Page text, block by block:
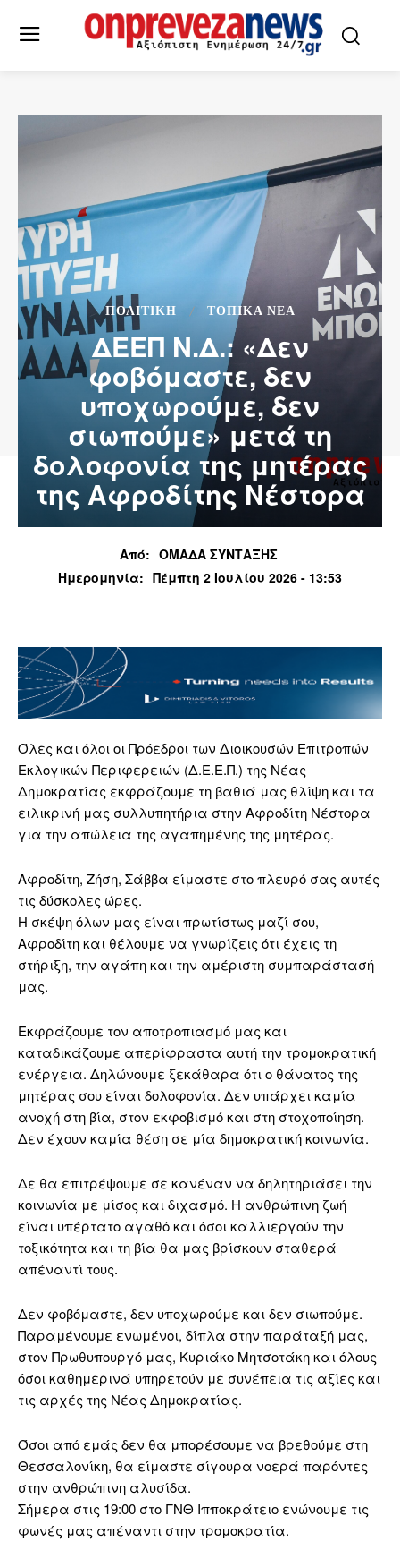
ΠΟΛΙΤΙΚΗ ΤΟΠΙΚΆ ΝΈΑ
ΔΕΕΠ Ν.Δ.: «Δεν
φοβόμαστε, δεν
υποχωρούμε, δεν
σιωπούμε» μετά τη
δολοφονία της μητέρας
της Αφροδίτης Νέστορα
Από: ΟΜΑΔΑ ΣΥΝΤΑΞΗΣ
Ημερομηνία: Πέμπτη 2 Ιουλίου 2026 - 13:53
Όλες και όλοι οι Πρόεδροι των Διοικουσών Επιτροπών
Εκλογικών Περιφερειών (Δ.Ε.Ε.Π.) της Νέας
Δημοκρατίας εκφράζουμε τη βαθιά μας θλίψη και τα
ειλικρινή μας συλλυπητήρια στην Αφροδίτη Νέστορα
για την απώλεια της αγαπημένης της μητέρας.
Αφροδίτη, Ζήση, Σάββα είμαστε στο πλευρό σας αυτές
τις δύσκολες ώρες.
Η σκέψη όλων μας είναι πρωτίστως μαζί σου,
Αφροδίτη και θέλουμε να γνωρίζεις ότι έχεις τη
στήριξη, την αγάπη και την αμέριστη συμπαράστασή
μας.
Εκφράζουμε τον αποτροπιασμό μας και
καταδικάζουμε απερίφραστα αυτή την τρομοκρατική
ενέργεια. Δηλώνουμε ξεκάθαρα ότι ο θάνατος της
μητέρας σου είναι δολοφονία. Δεν υπάρχει καμία
ανοχή στη βία, στον εκφοβισμό και στη στοχοποίηση.
Δεν έχουν καμία θέση σε μία δημοκρατική κοινωνία.
Δε θα επιτρέψουμε σε κανέναν να δηλητηριάσει την
κοινωνία με μίσος και διχασμό. Η ανθρώπινη ζωή
είναι υπέρτατο αγαθό και όσοι καλλιεργούν την
τοξικότητα και τη βία θα μας βρίσκουν σταθερά
απέναντί τους.
Δεν φοβόμαστε, δεν υποχωρούμε και δεν σιωπούμε.
Παραμένουμε ενωμένοι, δίπλα στην παράταξή μας,
στον Πρωθυπουργό μας, Κυριάκο Μητσοτάκη και όλους
όσοι καθημερινά υπηρετούν με συνέπεια τις αξίες και
τις αρχές της Νέας Δημοκρατίας.
Όσοι από εμάς δεν θα μπορέσουμε να βρεθούμε στη
Θεσσαλονίκη, θα είμαστε σίγουρα νοερά παρόντες
στην ανθρώπινη αλυσίδα.
Σήμερα στις 19:00 στο ΓΝΘ Ιπποκράτειο ενώνουμε τις
φωνές μας απέναντι στην τρομοκρατία.